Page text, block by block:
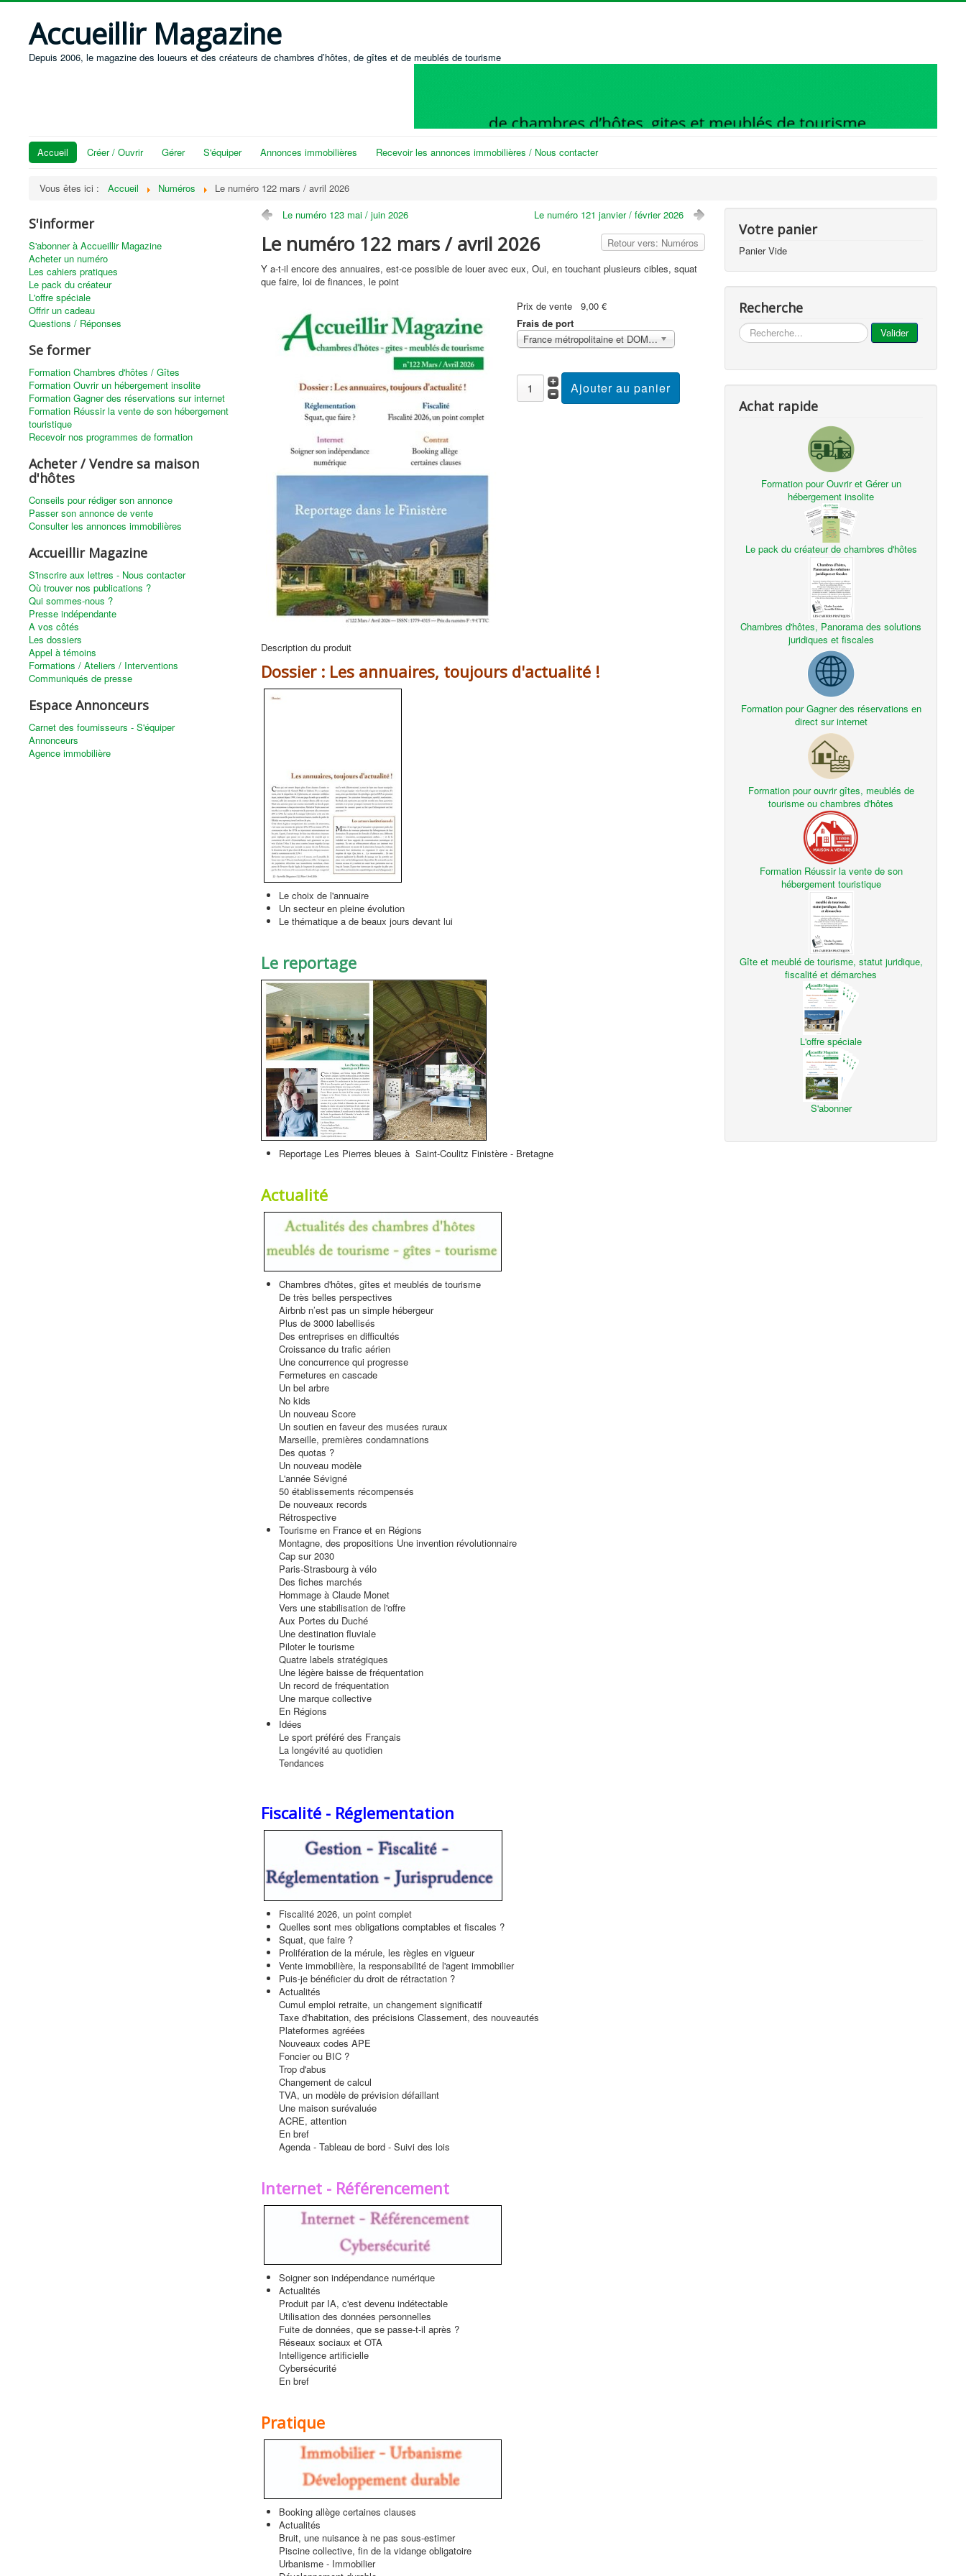
Accueillir Magazine
Depuis 2006, le magazine des loueurs et des créateurs de chambres d’hôtes, de gîtes et de meublés de tourisme
Accueil Créer / Ouvrir Gérer S'équiper Annonces immobilières Recevoir les annonces immobilières / Nous contacter
Vous êtes ici : Accueil Numéros Le numéro 122 mars / avril 2026
S'informer
S'abonner à Accueillir Magazine
Acheter un numéro
Les cahiers pratiques
Le pack du créateur
L'offre spéciale
Offrir un cadeau
Questions / Réponses
Se former
Formation Chambres d'hôtes / Gîtes
Formation Ouvrir un hébergement insolite
Formation Gagner des réservations sur internet
Formation Réussir la vente de son hébergement
touristique
Recevoir nos programmes de formation
Acheter / Vendre sa maison
d'hôtes
Conseils pour rédiger son annonce
Passer son annonce de vente
Consulter les annonces immobilières
Accueillir Magazine
S'inscrire aux lettres - Nous contacter
Où trouver nos publications ?
Qui sommes-nous ?
Presse indépendante
A vos côtés
Les dossiers
Appel à témoins
Formations / Ateliers / Interventions
Communiqués de presse
Espace Annonceurs
Carnet des fournisseurs - S'équiper
Annonceurs
Agence immobilière
Le numéro 123 mai / juin 2026 Le numéro 121 janvier / février 2026
Retour vers: Numéros
Le numéro 122 mars / avril 2026
Y a-t-il encore des annuaires, est-ce possible de louer avec eux, Oui, en touchant plusieurs cibles, squat
que faire, loi de finances, le point
Prix ​​de vente
9,00 €
Frais de port
France métropolitaine et DOM Sans surcoût
Description du produit
Dossier : Les annuaires, toujours d'actualité !
Le choix de l'annuaire
Un secteur en pleine évolution
Le thématique a de beaux jours devant lui
Le reportage
Reportage Les Pierres bleues à Saint-Coulitz Finistère - Bretagne
Actualité
Chambres d'hôtes, gîtes et meublés de tourisme
De très belles perspectives
Airbnb n’est pas un simple hébergeur
Plus de 3000 labellisés
Des entreprises en difficultés
Croissance du trafic aérien
Une concurrence qui progresse
Fermetures en cascade
Un bel arbre
No kids
Un nouveau Score
Un soutien en faveur des musées ruraux
Marseille, premières condamnations
Des quotas ?
Un nouveau modèle
L'année Sévigné
50 établissements récompensés
De nouveaux records
Rétrospective
Tourisme en France et en Régions
Montagne, des propositions Une invention révolutionnaire
Cap sur 2030
Paris-Strasbourg à vélo
Des fiches marchés
Hommage à Claude Monet
Vers une stabilisation de l'offre
Aux Portes du Duché
Une destination fluviale
Piloter le tourisme
Quatre labels stratégiques
Une légère baisse de fréquentation
Un record de fréquentation
Une marque collective
En Régions
Idées
Le sport préféré des Français
La longévité au quotidien
Tendances
Fiscalité - Réglementation
Fiscalité 2026, un point complet
Quelles sont mes obligations comptables et fiscales ?
Squat, que faire ?
Prolifération de la mérule, les règles en vigueur
Vente immobilière, la responsabilité de l'agent immobilier
Puis-je bénéficier du droit de rétractation ?
Actualités
Cumul emploi retraite, un changement significatif
Taxe d'habitation, des précisions Classement, des nouveautés
Plateformes agréées
Nouveaux codes APE
Foncier ou BIC ?
Trop d'abus
Changement de calcul
TVA, un modèle de prévision défaillant
Une maison surévaluée
ACRE, attention
En bref
Agenda - Tableau de bord - Suivi des lois
Internet - Référencement
Soigner son indépendance numérique
Actualités
Produit par IA, c'est devenu indétectable
Utilisation des données personnelles
Fuite de données, que se passe-t-il après ?
Réseaux sociaux et OTA
Intelligence artificielle
Cybersécurité
En bref
Pratique
Booking allège certaines clauses
Actualités
Bruit, une nuisance à ne pas sous-estimer
Piscine collective, fin de la vidange obligatoire
Urbanisme - Immobilier
Votre panier
Panier Vide
Recherche
... Valider
Achat rapide
Formation pour Ouvrir et Gérer un
hébergement insolite
Le pack du créateur de chambres d'hôtes
Chambres d'hôtes, Panorama des solutions
juridiques et fiscales
Formation pour Gagner des réservations en
direct sur internet
Formation pour ouvrir gîtes, meublés de
tourisme ou chambres d'hôtes
Formation Réussir la vente de son
hébergement touristique
Gîte et meublé de tourisme, statut juridique,
fiscalité et démarches
L'offre spéciale
S'abonner